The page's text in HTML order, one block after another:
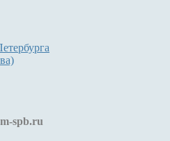
spb.ru